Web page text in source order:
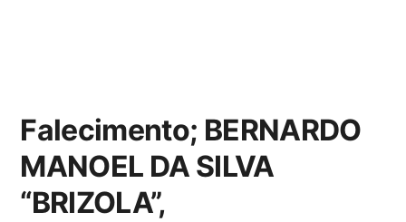
Falecimento; BERNARDO
MANOEL DA SILVA
“BRIZOLA”,